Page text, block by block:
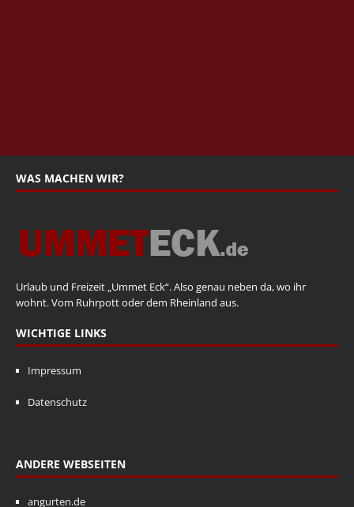
WAS MACHEN WIR?
Urlaub und Freizeit „Ummet Eck“. Also genau neben da, wo ihr
wohnt. Vom Ruhrpott oder dem Rheinland aus.
WICHTIGE LINKS
Impressum
Datenschutz
ANDERE WEBSEITEN
angurten.de